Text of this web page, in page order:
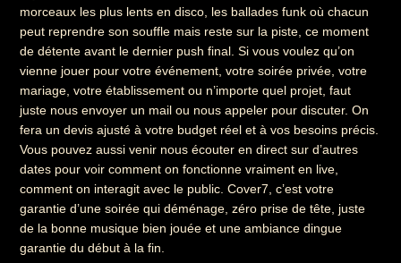
morceaux les plus lents en disco, les ballades funk où chacun
peut reprendre son souffle mais reste sur la piste, ce moment
de détente avant le dernier push final. Si vous voulez qu’on
vienne jouer pour votre événement, votre soirée privée, votre
mariage, votre établissement ou n’importe quel projet, faut
juste nous envoyer un mail ou nous appeler pour discuter. On
fera un devis ajusté à votre budget réel et à vos besoins précis.
Vous pouvez aussi venir nous écouter en direct sur d’autres
dates pour voir comment on fonctionne vraiment en live,
comment on interagit avec le public. Cover7, c’est votre
garantie d’une soirée qui déménage, zéro prise de tête, juste
de la bonne musique bien jouée et une ambiance dingue
garantie du début à la fin.